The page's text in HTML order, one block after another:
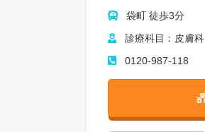
袋町 徒歩3分
診療科目：皮膚科
0120-987-118